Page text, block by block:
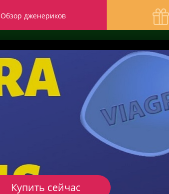
Обзор дженериков
Купить сейчас